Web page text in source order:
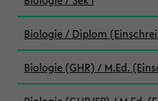
Biologie / Diplom
Biologie (GHR) / M.Ed.